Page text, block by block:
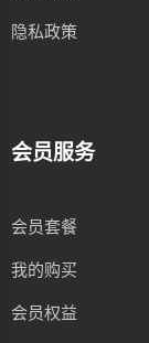
隐私政策
会员服务
会员套餐
我的购买
会员权益